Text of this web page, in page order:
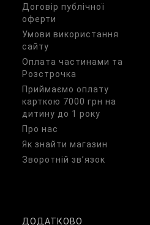
Договір публічної
оферти
Умови використання
сайту
Оплата частинами та
Розстрочка
Приймаємо оплату
карткою 7000 грн на
дитину до 1 року
Про нас
Як знайти магазин
Зворотній зв’язок
ДОДАТКОВО